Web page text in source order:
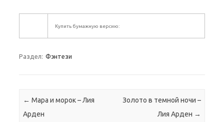
Купить бумажную версию:
Раздел: Фэнтези
Навигация по записям
← Мара и морок – Лия
Арден
Золото в темной ночи –
Лия Арден →